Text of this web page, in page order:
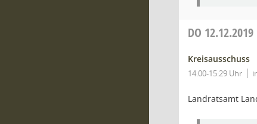
DO 12.12.2019
Kreisausschuss
14:00-15:29 Uhr
Landratsamt